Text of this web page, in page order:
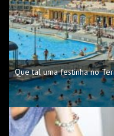
Que tal uma festinha no